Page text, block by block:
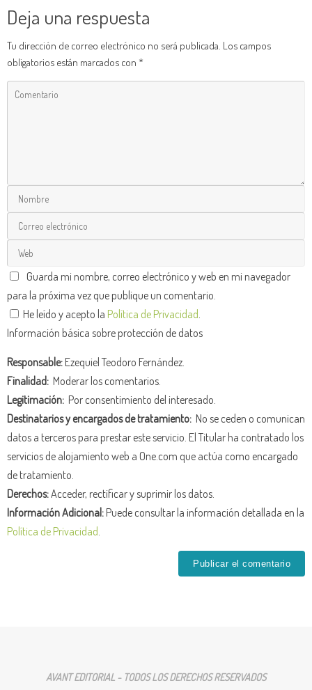
Deja una respuesta
Tu dirección de correo electrónico no será publicada. Los campos
obligatorios están marcados con *
Guarda mi nombre, correo electrónico y web en mi navegador
para la próxima vez que publique un comentario.
He leído y acepto la Política de Privacidad
Información básica sobre protección de datos
Responsable:Ezequiel Teodoro Fernández.
Finalidad: Moderar los comentarios.
Legitimación: Por consentimiento del interesado.
Destinatarios y encargados de tratamiento: No se ceden o comunican
datos a terceros para prestar este servicio. El Titular ha contratado los
servicios de alojamiento web a One.com que actúa como encargado
de tratamiento.
Derechos:Acceder, rectificar y suprimir los datos.
Información Adicional:Puede consultar la información detallada en la
Política de Privacidad
AVANT EDITORIAL - TODOS LOS DERECHOS RESERVADOS